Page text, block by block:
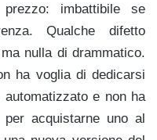
imbattibile se
Qualche difetto
nulla di drammatico.
ha voglia di dedicarsi
e non ha
acquistarne uno al